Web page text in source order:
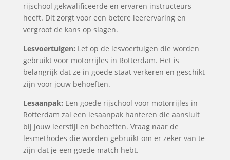
rijschool gekwalificeerde en ervaren instructeurs
heeft. Dit zorgt voor een betere leerervaring en
vergroot de kans op slagen.
Lesvoertuigen: Let op de lesvoertuigen die worden
gebruikt voor motorrijles in Rotterdam. Het is
belangrijk dat ze in goede staat verkeren en geschikt
zijn voor jouw behoeften.
Lesaanpak: Een goede rijschool voor motorrijles in
Rotterdam zal een lesaanpak hanteren die aansluit
bij jouw leerstijl en behoeften. Vraag naar de
lesmethodes die worden gebruikt om er zeker van te
zijn dat je een goede match hebt.